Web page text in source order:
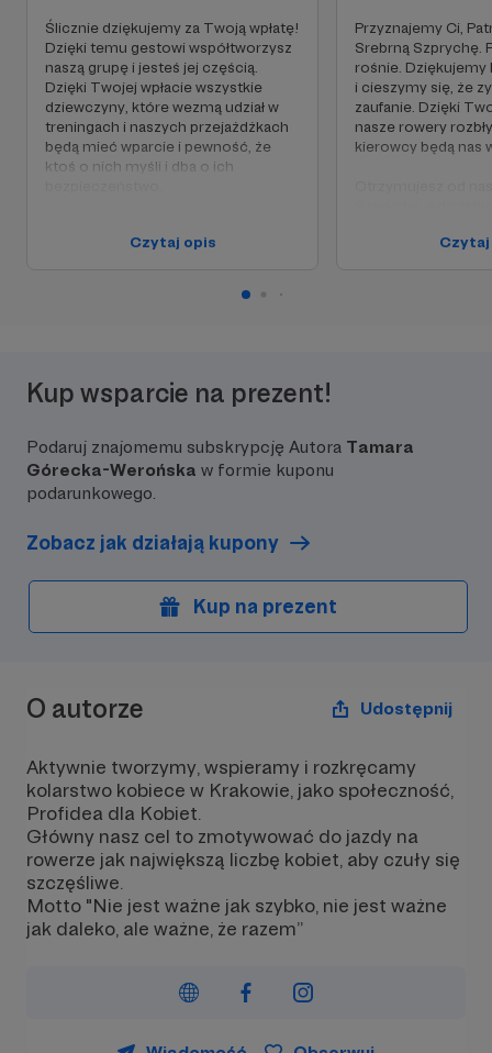
Ślicznie dziękujemy za Twoją wpłatę!
Dzięki temu gestowi współtworzysz
naszą grupę i jesteś jej częścią.
Dzięki Twojej wpłacie wszystkie
dziewczyny, które wezmą udział w
treningach i naszych przejażdżkach
będą mieć wparcie i pewność, że
ktoś o nich myśli i dba o ich
Wpisujemy Cię na listę naszych
Czytaj opis
Przyznajemy Ci,
Srebrną Szprychę.
rośnie. Dziękujemy
i cieszymy się, że
zaufanie. Dzięki
nasze rowery
kierowcy będą nas
wycieczkę, z
Ciebie nasz
Kup wsparcie na prezent!
Podaruj znajomemu subskrypcję Autora Tamara
Górecka-Werońska w formie kuponu
podarunkowego.
Zobacz jak działają kupony
Kup na prezent
O autorze Udostępnij
Aktywnie tworzymy, wspieramy i rozkręcamy
kolarstwo kobiece w Krakowie, jako społeczność,
Profidea dla Kobiet.
Główny nasz cel to zmotywować do jazdy na
rowerze jak największą liczbę kobiet, aby czuły się
szczęśliwe.
Motto "Nie jest ważne jak szybko, nie jest ważne
jak daleko, ale ważne, że razem”